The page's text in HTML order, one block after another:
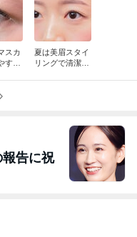
スカ
すい
夏は美眉スタイ
リングで清潔感
報告に祝